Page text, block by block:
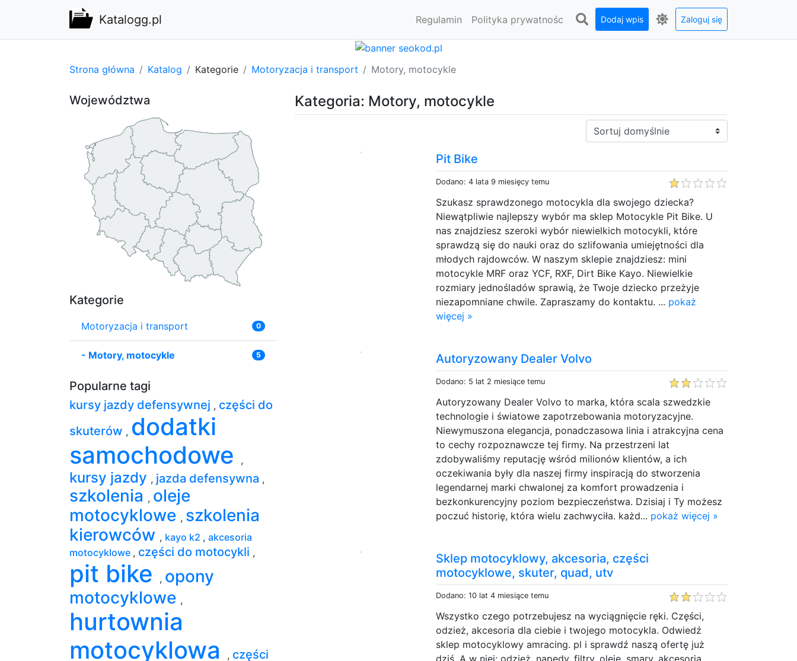
Katalogg.pl Regulamin Polityka prywatnośc Dodaj wpis Zaloguj się
Strona główna Katalog Kategorie Motoryzacja i transport Motory, motocykle
Kategoria: Motory, motocykle
Sortuj:
Pit Bike
Dodano: 4 lata 9 miesięcy temu
Szukasz sprawdzonego motocykla dla swojego dziecka?
Niewątpliwie najlepszy wybór ma sklep Motocykle Pit Bike. U
nas znajdziesz szeroki wybór niewielkich motocykli, które
sprawdzą się do nauki oraz do szlifowania umiejętności dla
młodych rajdowców. W naszym sklepie znajdziesz: mini
motocykle MRF oraz YCF, RXF, Dirt Bike Kayo. Niewielkie
rozmiary jednośladów sprawią, że Twoje dziecko przeżyje
niezapomniane chwile. Zapraszamy do kontaktu. ... pokaż
więcej »
Autoryzowany Dealer Volvo
Dodano: 5 lat 2 miesiące temu
Autoryzowany Dealer Volvo to marka, która scala szwedzkie
technologie i światowe zapotrzebowania motoryzacyjne.
Niewymuszona elegancja, ponadczasowa linia i atrakcyjna cena
to cechy rozpoznawcze tej firmy. Na przestrzeni lat
zdobywaliśmy reputację wśród milionów klientów, a ich
oczekiwania były dla naszej firmy inspiracją do stworzenia
legendarnej marki chwalonej za komfort prowadzenia i
bezkonkurencyjny poziom bezpieczeństwa. Dzisiaj i Ty możesz
poczuć historię, która wielu zachwyciła. każd... pokaż więcej »
Sklep motocyklowy, akcesoria, części
motocyklowe, skuter, quad, utv
Dodano: 10 lat 4 miesiące temu
Wszystko czego potrzebujesz na wyciągnięcie ręki. Części,
odzież, akcesoria dla ciebie i twojego motocykla. Odwiedź
sklep motocyklowy amracing. pl i sprawdź naszą ofertę już
dziś. A w niej: odzież, napędy, filtry, oleje, smary, akcesoria,
Województwa
Kategorie
Motoryzacja i transport 0
- Motory, motocykle 5
Popularne tagi
kursy jazdy defensywnej , części do
skuterów , dodatki
samochodowe
,
kursy jazdy , jazda defensywna ,
szkolenia , oleje
motocyklowe , szkolenia
kierowców , kayo k2 , akcesoria
motocyklowe , części do motocykli ,
pit bike , opony
motocyklowe ,
hurtownia
motocyklowa
, części